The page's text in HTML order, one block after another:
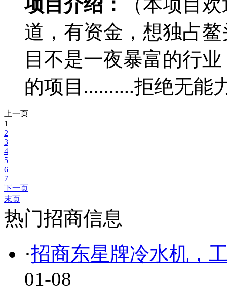
项目介绍：
（本项目
道，有资金，想独占
目不是一夜暴富的行
的项目..........拒绝无能
上一页
1
2
3
4
5
6
7
下一页
末页
热门招商信息
·招商东星牌冷水机，
01-08